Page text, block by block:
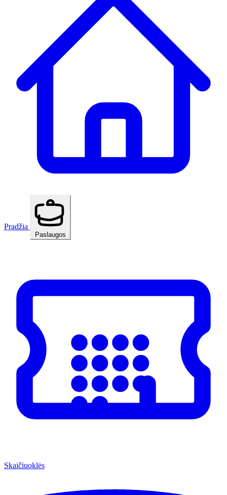
Pradžia
Paslaugos
Skaičiuoklės